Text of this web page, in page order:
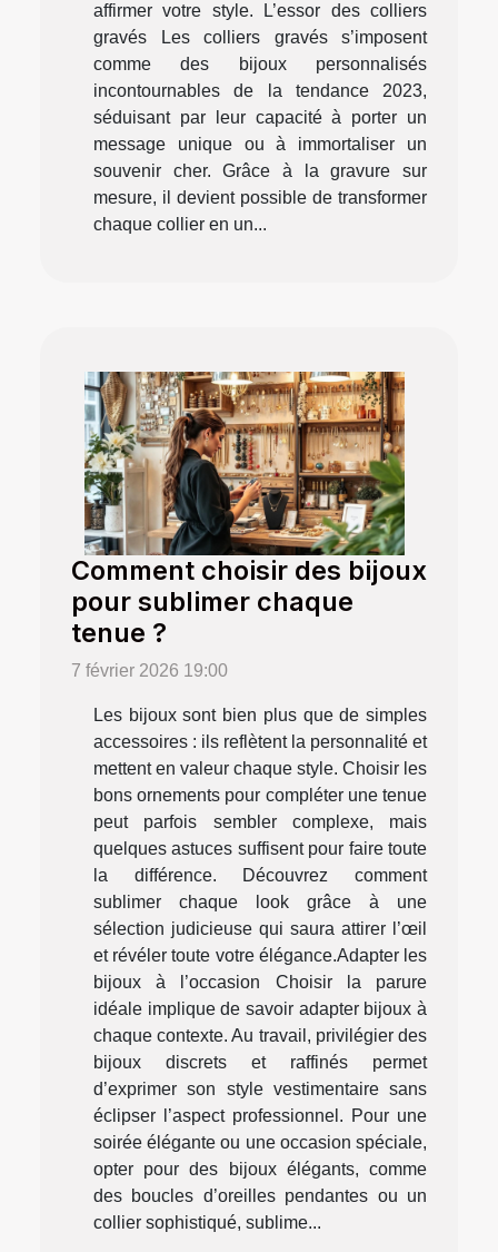
affirmer votre style. L’essor des colliers
gravés Les colliers gravés s’imposent
comme des bijoux personnalisés
incontournables de la tendance 2023,
séduisant par leur capacité à porter un
message unique ou à immortaliser un
souvenir cher. Grâce à la gravure sur
mesure, il devient possible de transformer
chaque collier en un...
Comment choisir des bijoux
pour sublimer chaque
tenue ?
7 février 2026 19:00
Les bijoux sont bien plus que de simples
accessoires : ils reflètent la personnalité et
mettent en valeur chaque style. Choisir les
bons ornements pour compléter une tenue
peut parfois sembler complexe, mais
quelques astuces suffisent pour faire toute
la différence. Découvrez comment
sublimer chaque look grâce à une
sélection judicieuse qui saura attirer l’œil
et révéler toute votre élégance.Adapter les
bijoux à l’occasion Choisir la parure
idéale implique de savoir adapter bijoux à
chaque contexte. Au travail, privilégier des
bijoux discrets et raffinés permet
d’exprimer son style vestimentaire sans
éclipser l’aspect professionnel. Pour une
soirée élégante ou une occasion spéciale,
opter pour des bijoux élégants, comme
des boucles d’oreilles pendantes ou un
collier sophistiqué, sublime...